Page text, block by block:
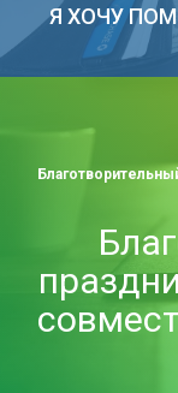
Я ХОЧУ